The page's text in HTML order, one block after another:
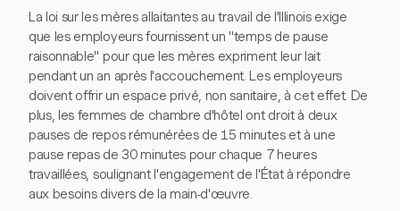
La loi sur les mères allaitantes au travail de l'Illinois exige
que les employeurs fournissent un "temps de pause
raisonnable" pour que les mères expriment leur lait
pendant un an après l'accouchement. Les employeurs
doivent offrir un espace privé, non sanitaire, à cet effet. De
plus, les femmes de chambre d'hôtel ont droit à deux
pauses de repos rémunérées de 15 minutes et à une
pause repas de 30 minutes pour chaque 7 heures
travaillées, soulignant l'engagement de l'État à répondre
aux besoins divers de la main-d'œuvre.